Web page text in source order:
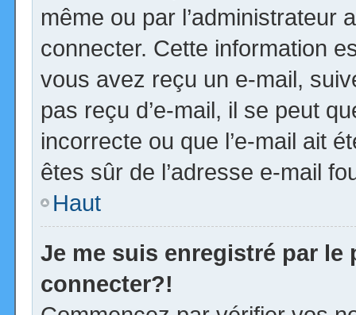
même ou par l’administrateur
connecter. Cette information
vous avez reçu un e-mail,
pas reçu d’e-mail, il se peut
incorrecte ou que l’e-mail ait
êtes sûr de l’adresse e-mail
Haut
Je me suis enregistré par le
connecter?!